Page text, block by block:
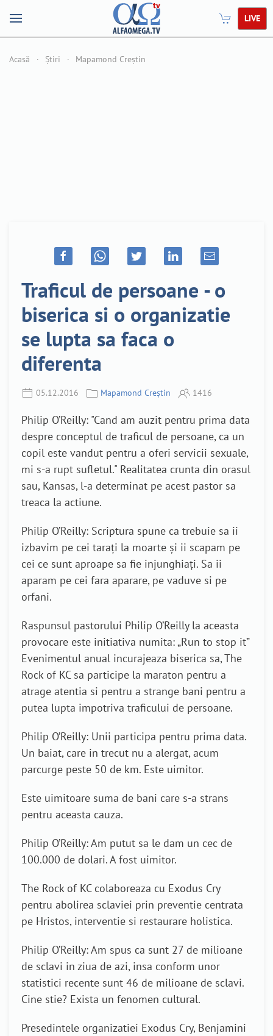
LIVE
Acasă Știri Mapamond Creștin
Traficul de persoane - o
biserica si o organizatie
se lupta sa faca o
diferenta
05.12.2016 Mapamond Creștin 1416
Philip O’Reilly: "Cand am auzit pentru prima data
despre conceptul de traficul de persoane, ca un
copil este vandut pentru a oferi servicii sexuale,
mi s-a rupt sufletul." Realitatea crunta din orasul
sau, Kansas, l-a determinat pe acest pastor sa
treaca la actiune.
Philip O’Reilly: Scriptura spune ca trebuie sa ii
izbavim pe cei taraţi la moarte şi ii scapam pe
cei ce sunt aproape sa fie injunghiaţi. Sa ii
aparam pe cei fara aparare, pe vaduve si pe
orfani.
Raspunsul pastorului Philip O’Reilly la aceasta
provocare este initiativa numita: „Run to stop it”
Evenimentul anual incurajeaza biserica sa, The
Rock of KC sa participe la maraton pentru a
atrage atentia si pentru a strange bani pentru a
putea lupta impotriva traficului de persoane.
Philip O’Reilly: Unii participa pentru prima data.
Un baiat, care in trecut nu a alergat, acum
parcurge peste 50 de km. Este uimitor.
Este uimitoare suma de bani care s-a strans
pentru aceasta cauza.
Philip O’Reilly: Am putut sa le dam un cec de
100.000 de dolari. A fost uimitor.
The Rock of KC colaboreaza cu Exodus Cry
pentru abolirea sclaviei prin preventie centrata
pe Hristos, interventie si restaurare holistica.
Philip O’Reilly: Am spus ca sunt 27 de milioane
de sclavi in ziua de azi, insa conform unor
statistici recente sunt 46 de milioane de sclavi.
Cine stie? Exista un fenomen cultural.
Presedintele organizatiei Exodus Cry, Benjamini